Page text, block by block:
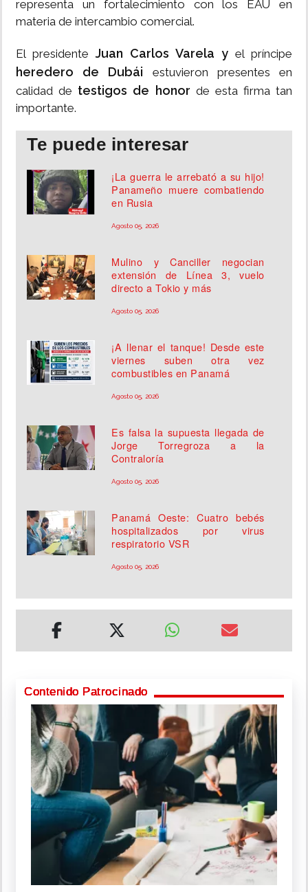
representa un fortalecimiento con los EAU en
materia de intercambio comercial.
El presidente Juan Carlos Varela y el príncipe
heredero de Dubái estuvieron presentes en
calidad de testigos de honor de esta firma tan
importante.
Te puede interesar
¡La guerra le arrebató a su hijo!
Panameño muere combatiendo
en Rusia
Agosto 05, 2026
Mulino y Canciller negocian
extensión de Línea 3, vuelo
directo a Tokio y más
Agosto 05, 2026
¡A llenar el tanque! Desde este
viernes suben otra vez
combustibles en Panamá
Agosto 05, 2026
Es falsa la supuesta llegada de
Jorge Torregroza a la
Contraloría
Agosto 05, 2026
Panamá Oeste: Cuatro bebés
hospitalizados por virus
respiratorio VSR
Agosto 05, 2026
Contenido Patrocinado